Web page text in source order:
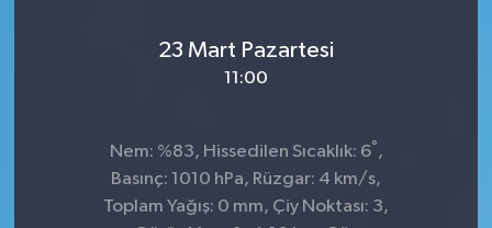
23 Mart Pazartesi
11:00
Nem: %83, Hissedilen Sıcaklık: 6° ,
Basınç: 1010 hPa, Rüzgar: 4 km/s,
Toplam Yağış: 0 mm, Çiy Noktası: 3,
KURDÎ
Sağlık